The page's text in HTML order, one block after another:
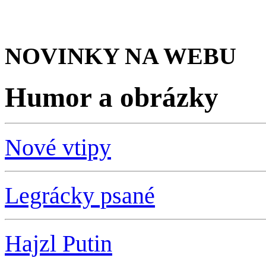
NOVINKY NA WEBU
Humor a obrázky
Nové vtipy
Legrácky psané
Hajzl Putin